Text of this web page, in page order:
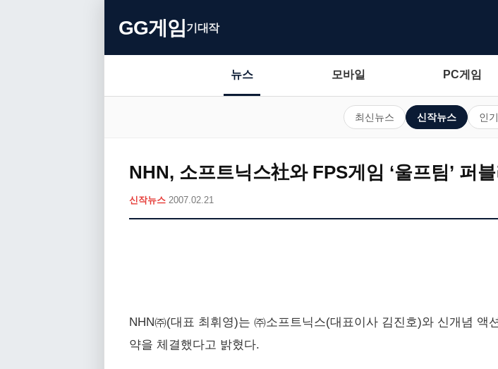
GG게임기대작
뉴스 모바일 PC게임
최신뉴스 신작뉴스 인
NHN, 소프트닉스社와 FPS게임 ‘울프팀’ 퍼
신작뉴스 2007.02.21
NHN㈜(대표 최휘영)는 ㈜소프트닉스(대표이사 김진호)와 신개념 액
약을 체결했다고 밝혔다.